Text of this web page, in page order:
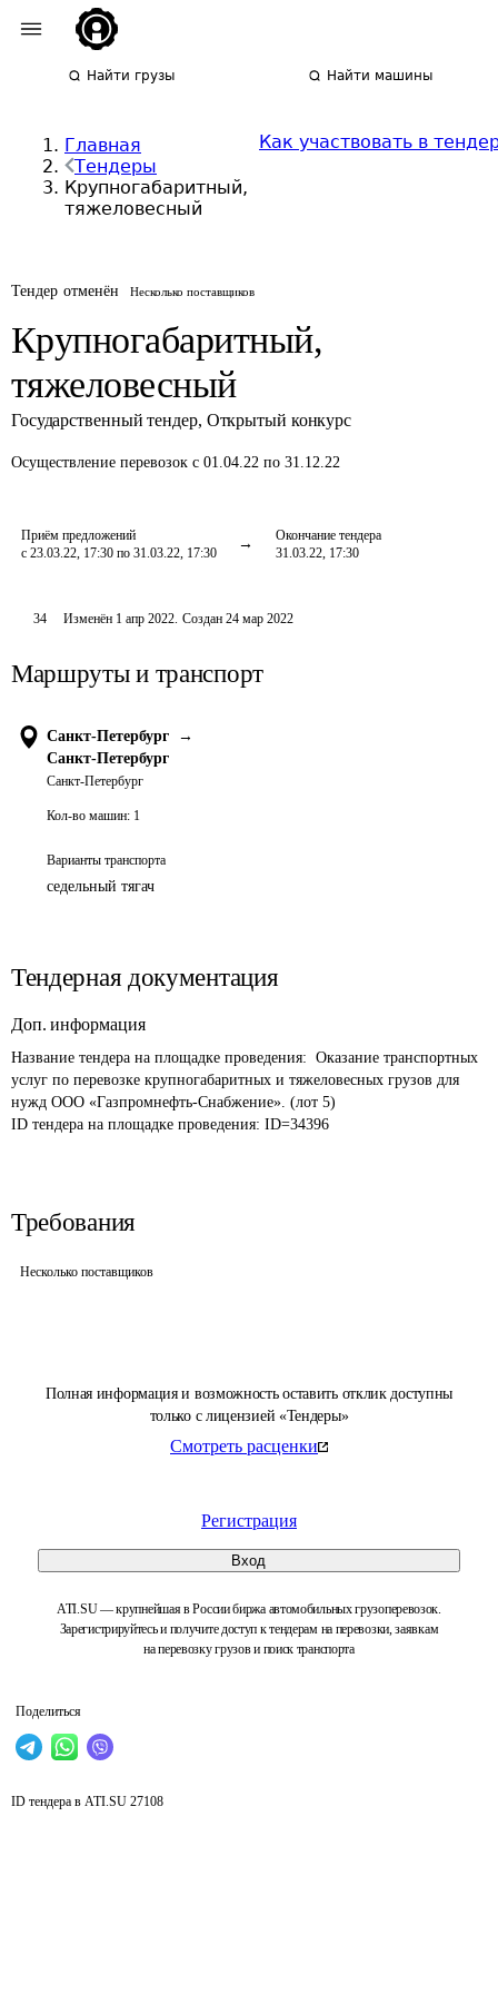
Найти грузы Найти машины
Главная
Тендеры
Крупногабаритный,
тяжеловесный
Как участвовать в
Тендер отменён Несколько поставщиков
Крупногабаритный,
тяжеловесный
Государственный тендер, Открытый конкурс
Осуществление перевозок с 01.04.22 по 31.12.22
Приём предложений
с 23.03.22, 17:30 по 31.03.22, 17:30
Окончание тендера
31.03.22, 17:30
Полная информация и возможность оставить отклик доступны
только с лицензией «Тендеры»
Смотреть расценки
Регистрация
Вход
ATI.SU — крупнейшая в России биржа автомобильных грузоперевозок.
Зарегистрируйтесь и получите доступ к тендерам на перевозки, заявкам
на перевозку грузов и поиск транспорта
Поделиться
34 Изменён 1 апр 2022. Создан 24 мар 2022
Маршруты и транспорт
Санкт-Петербург
→
Санкт-Петербург
Санкт-Петербург
Кол-во машин: 1
Варианты транспорта
седельный тягач
Тендерная документация
Доп. информация
Название тендера на площадке проведения: Оказание транспортных
услуг по перевозке крупногабаритных и тяжеловесных грузов для
нужд ООО «Газпромнефть-Снабжение». (лот 5)
ID тендера на площадке проведения: ID=34396
Требования
Несколько поставщиков
ID тендера в ATI.SU 27108